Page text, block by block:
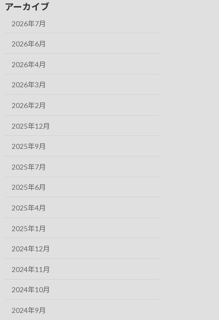
アーカイブ
2026年7月
2026年6月
2026年4月
2026年3月
2026年2月
2025年12月
2025年9月
2025年7月
2025年6月
2025年4月
2025年1月
2024年12月
2024年11月
2024年10月
2024年9月